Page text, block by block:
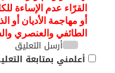
القرّاء عدم الإساءة
أو مهاجمة الأديان أو
الطائفي والعنصري
أرسل التعليق
أعلمني بمتابعة